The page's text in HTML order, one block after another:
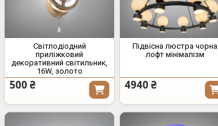
Світлодіодний
приліжковий
декоративний світильник,
16W, золото
500 ₴
Підвісна люстра чорна
лофт мінімалізм
4940 ₴